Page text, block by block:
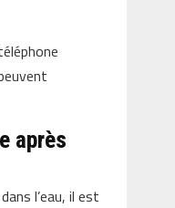
après
l’eau, il est